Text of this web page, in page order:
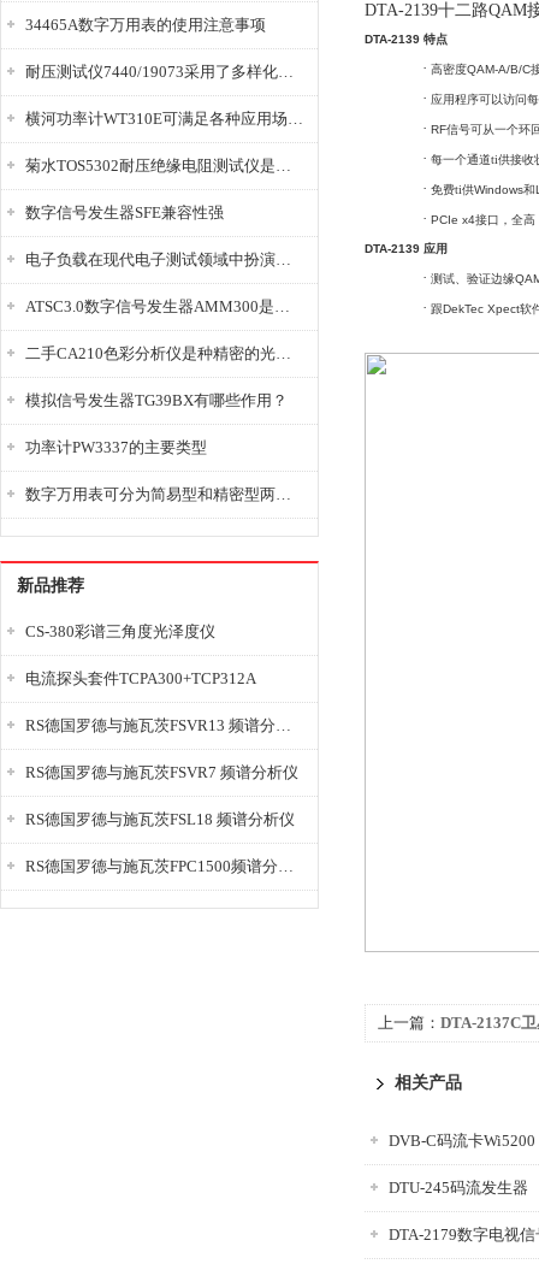
34465A数字万用表的使用注意事项
耐压测试仪7440/19073采用了多样化的功能设计
横河功率计WT310E可满足各种应用场景的需求
菊水TOS5302耐压绝缘电阻测试仪是种重要的电气安全检测设备
数字信号发生器SFE兼容性强
电子负载在现代电子测试领域中扮演着重要的角色
ATSC3.0数字信号发生器AMM300是能够产生各种数字信号的电子设备
二手CA210色彩分析仪是种精密的光学测量仪器
模拟信号发生器TG39BX有哪些作用？
功率计PW3337的主要类型
数字万用表可分为简易型和精密型两大类
新品推荐
CS-380彩谱三角度光泽度仪
电流探头套件TCPA300+TCP312A
RS德国罗德与施瓦茨FSVR13 频谱分析仪
RS德国罗德与施瓦茨FSVR7 频谱分析仪
RS德国罗德与施瓦茨FSL18 频谱分析仪
RS德国罗德与施瓦茨FPC1500频谱分析仪
DTA-2139十二路QAM
DTA-2139 特点
· 高密度QAM-A/B/C
· 应用程序可以访问
· RF信号可从一个环
· 每一个通道ti供接收
· 免费ti供Windows和
· PCIe x4接口，全高
DTA-2139 应用
· 测试、验证边缘
· 跟DekTec Xpect软
上一篇： DTA-2137C
相关产品
DVB-C码流卡Wi5200
DTU-245码流发生器
DTA-2179数字电视